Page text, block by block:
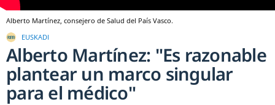
Alberto Martínez, consejero de Salud del País Vasco.
EUSKADI
Alberto Martínez: "Es razonable
plantear un marco singular
para el médico"